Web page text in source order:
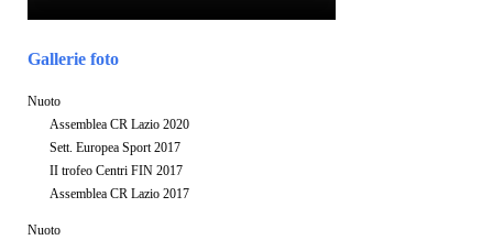
Gallerie foto
Nuoto
Assemblea CR Lazio 2020
Sett. Europea Sport 2017
II trofeo Centri FIN 2017
Assemblea CR Lazio 2017
Nuoto